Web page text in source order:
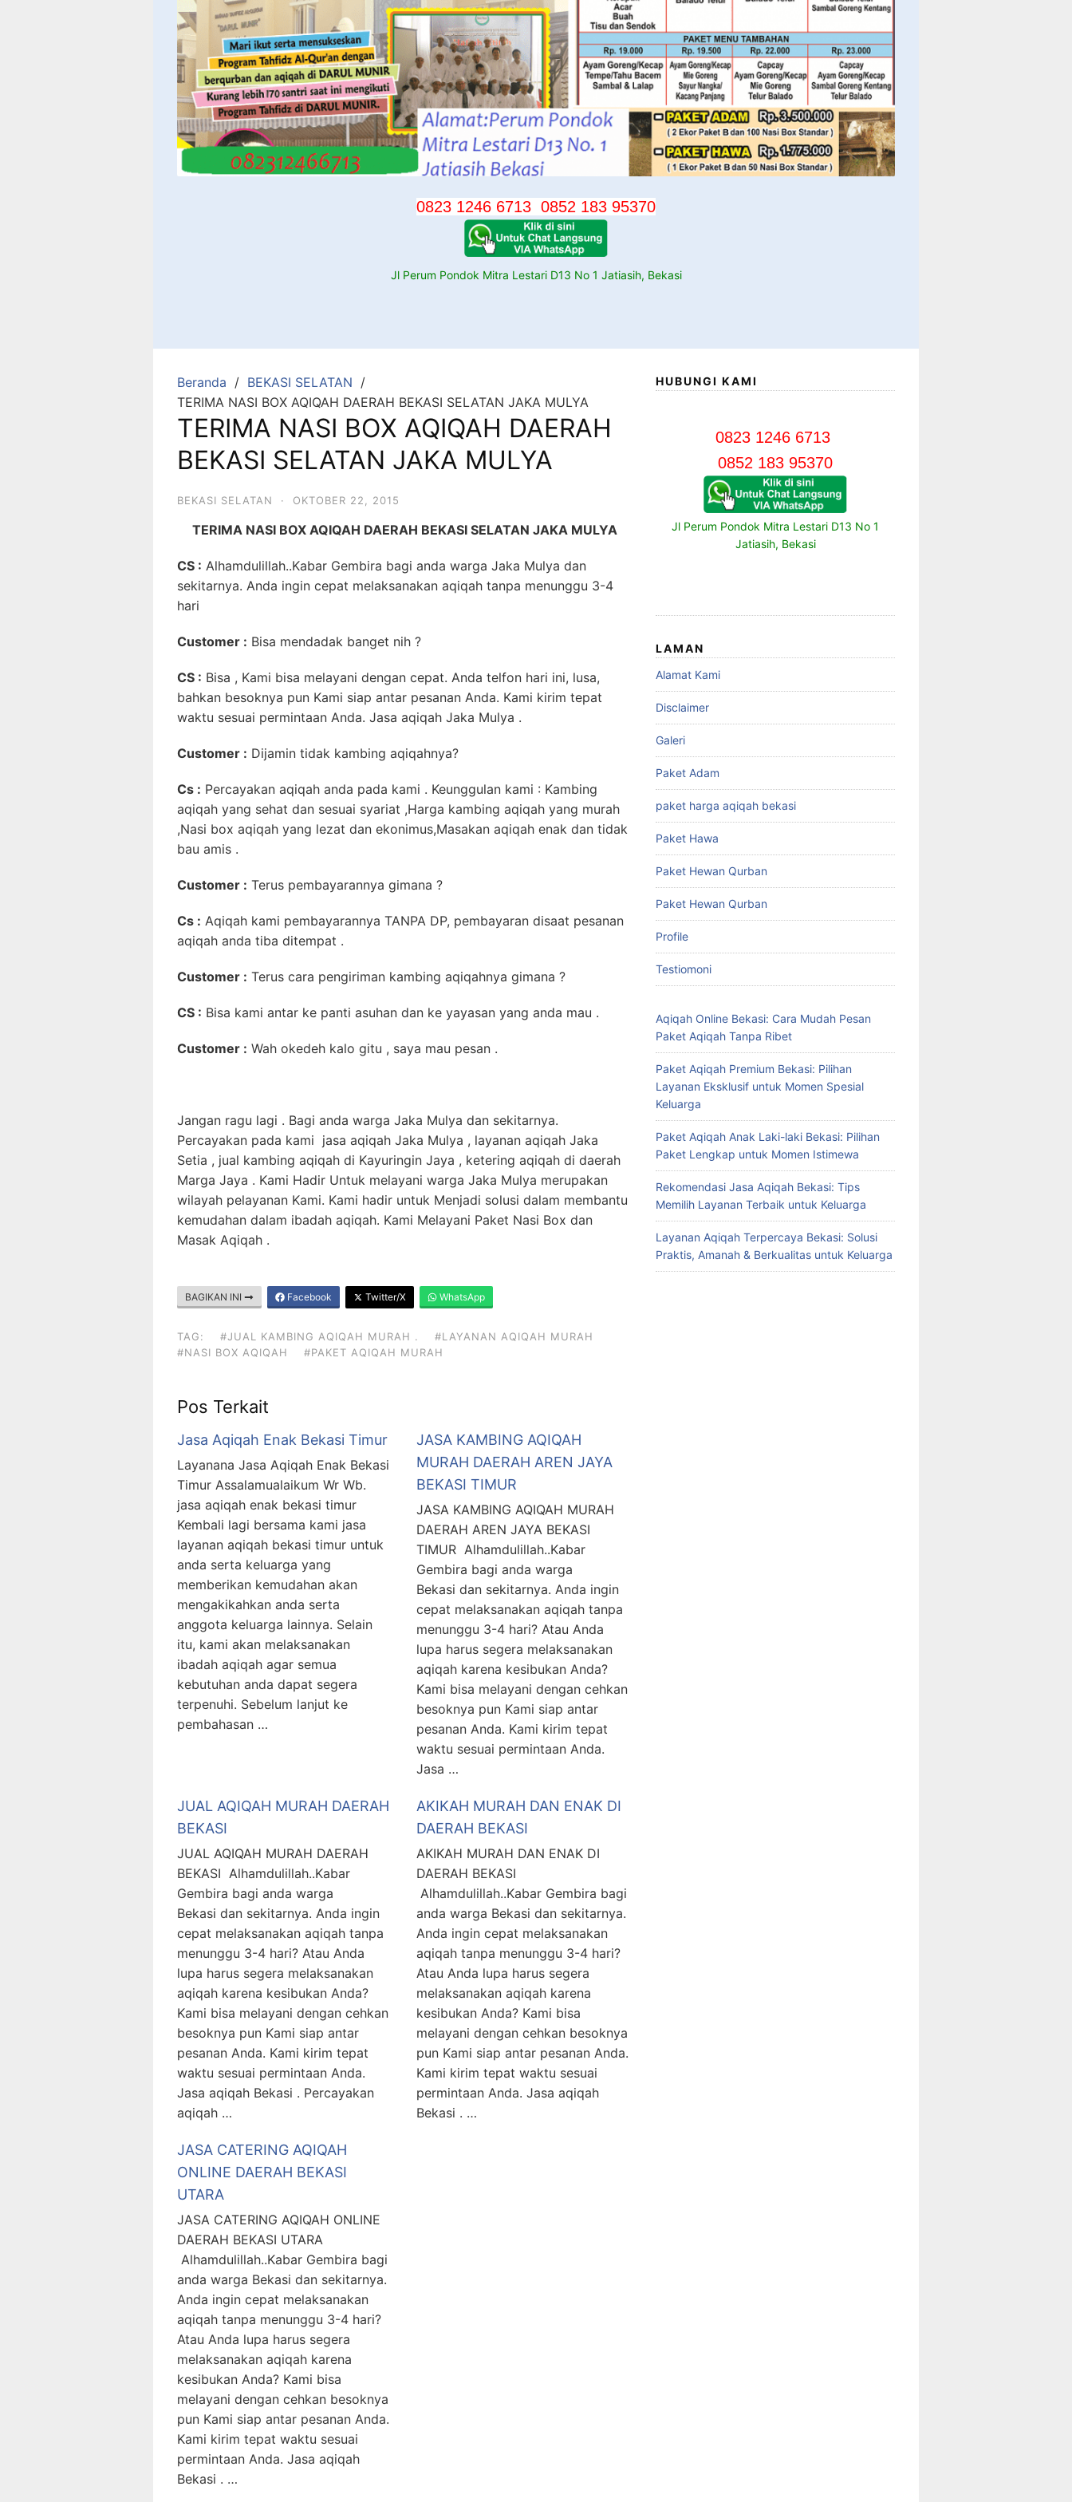
0823 1246 6713 0852 183 95370
Jl Perum Pondok Mitra Lestari D13 No 1 Jatiasih, Bekasi
Beranda
BEKASI SELATAN
TERIMA NASI BOX AQIQAH DAERAH BEKASI SELATAN JAKA MULYA
TERIMA NASI BOX AQIQAH DAERAH
BEKASI SELATAN JAKA MULYA
BEKASI SELATAN · OKTOBER 22, 2015
TERIMA NASI BOX AQIQAH DAERAH BEKASI SELATAN JAKA MULYA
CS : Alhamdulillah..Kabar Gembira bagi anda warga Jaka Mulya dan
sekitarnya. Anda ingin cepat melaksanakan aqiqah tanpa menunggu 3-4
hari
Customer : Bisa mendadak banget nih ?
CS : Bisa , Kami bisa melayani dengan cepat. Anda telfon hari ini, lusa,
bahkan besoknya pun Kami siap antar pesanan Anda. Kami kirim tepat
waktu sesuai permintaan Anda. Jasa aqiqah Jaka Mulya .
Customer : Dijamin tidak kambing aqiqahnya?
Cs : Percayakan aqiqah anda pada kami . Keunggulan kami : Kambing
aqiqah yang sehat dan sesuai syariat ,Harga kambing aqiqah yang murah
,Nasi box aqiqah yang lezat dan ekonimus,Masakan aqiqah enak dan tidak
bau amis .
Customer : Terus pembayarannya gimana ?
Cs : Aqiqah kami pembayarannya TANPA DP, pembayaran disaat pesanan
aqiqah anda tiba ditempat .
Customer : Terus cara pengiriman kambing aqiqahnya gimana ?
CS : Bisa kami antar ke panti asuhan dan ke yayasan yang anda mau .
Customer : Wah okedeh kalo gitu , saya mau pesan .
Jangan ragu lagi . Bagi anda warga Jaka Mulya dan sekitarnya.
Percayakan pada kami jasa aqiqah Jaka Mulya , layanan aqiqah Jaka
Setia , jual kambing aqiqah di Kayuringin Jaya , ketering aqiqah di daerah
Marga Jaya . Kami Hadir Untuk melayani warga Jaka Mulya merupakan
wilayah pelayanan Kami. Kami hadir untuk Menjadi solusi dalam membantu
kemudahan dalam ibadah aqiqah. Kami Melayani Paket Nasi Box dan
Masak Aqiqah .
BAGIKAN INI Facebook Twitter/X WhatsApp
TAG: #JUAL KAMBING AQIQAH MURAH .
#LAYANAN AQIQAH MURAH
#NASI BOX AQIQAH
#PAKET AQIQAH MURAH
Pos Terkait
Jasa Aqiqah Enak Bekasi Timur
Layanana Jasa Aqiqah Enak Bekasi
Timur Assalamualaikum Wr Wb.
jasa aqiqah enak bekasi timur
Kembali lagi bersama kami jasa
layanan aqiqah bekasi timur untuk
anda serta keluarga yang
memberikan kemudahan akan
mengakikahkan anda serta
anggota keluarga lainnya. Selain
itu, kami akan melaksanakan
ibadah aqiqah agar semua
kebutuhan anda dapat segera
terpenuhi. Sebelum lanjut ke
pembahasan …
JASA KAMBING AQIQAH
MURAH DAERAH AREN JAYA
BEKASI TIMUR
JASA KAMBING AQIQAH MURAH
DAERAH AREN JAYA BEKASI
TIMUR Alhamdulillah..Kabar
Gembira bagi anda warga
Bekasi dan sekitarnya. Anda ingin
cepat melaksanakan aqiqah tanpa
menunggu 3-4 hari? Atau Anda
lupa harus segera melaksanakan
aqiqah karena kesibukan Anda?
Kami bisa melayani dengan cehkan
besoknya pun Kami siap antar
pesanan Anda. Kami kirim tepat
waktu sesuai permintaan Anda.
Jasa …
JUAL AQIQAH MURAH DAERAH
BEKASI
JUAL AQIQAH MURAH DAERAH
BEKASI Alhamdulillah..Kabar
Gembira bagi anda warga
Bekasi dan sekitarnya. Anda ingin
cepat melaksanakan aqiqah tanpa
menunggu 3-4 hari? Atau Anda
lupa harus segera melaksanakan
aqiqah karena kesibukan Anda?
Kami bisa melayani dengan cehkan
besoknya pun Kami siap antar
pesanan Anda. Kami kirim tepat
waktu sesuai permintaan Anda.
Jasa aqiqah Bekasi . Percayakan
aqiqah …
AKIKAH MURAH DAN ENAK DI
DAERAH BEKASI
AKIKAH MURAH DAN ENAK DI
DAERAH BEKASI
Alhamdulillah..Kabar Gembira bagi
anda warga Bekasi dan sekitarnya.
Anda ingin cepat melaksanakan
aqiqah tanpa menunggu 3-4 hari?
Atau Anda lupa harus segera
melaksanakan aqiqah karena
kesibukan Anda? Kami bisa
melayani dengan cehkan besoknya
pun Kami siap antar pesanan Anda.
Kami kirim tepat waktu sesuai
permintaan Anda. Jasa aqiqah
Bekasi . …
JASA CATERING AQIQAH
ONLINE DAERAH BEKASI
UTARA
JASA CATERING AQIQAH ONLINE
DAERAH BEKASI UTARA
Alhamdulillah..Kabar Gembira bagi
anda warga Bekasi dan sekitarnya.
Anda ingin cepat melaksanakan
aqiqah tanpa menunggu 3-4 hari?
Atau Anda lupa harus segera
melaksanakan aqiqah karena
kesibukan Anda? Kami bisa
melayani dengan cehkan besoknya
pun Kami siap antar pesanan Anda.
Kami kirim tepat waktu sesuai
permintaan Anda. Jasa aqiqah
Bekasi . …
HUBUNGI KAMI
0823 1246 6713
0852 183 95370
Jl Perum Pondok Mitra Lestari D13 No 1
Jatiasih, Bekasi
LAMAN
Alamat Kami
Disclaimer
Galeri
Paket Adam
paket harga aqiqah bekasi
Paket Hawa
Paket Hewan Qurban
Paket Hewan Qurban
Profile
Testiomoni
Aqiqah Online Bekasi: Cara Mudah Pesan
Paket Aqiqah Tanpa Ribet
Paket Aqiqah Premium Bekasi: Pilihan
Layanan Eksklusif untuk Momen Spesial
Keluarga
Paket Aqiqah Anak Laki-laki Bekasi: Pilihan
Paket Lengkap untuk Momen Istimewa
Rekomendasi Jasa Aqiqah Bekasi: Tips
Memilih Layanan Terbaik untuk Keluarga
Layanan Aqiqah Terpercaya Bekasi: Solusi
Praktis, Amanah & Berkualitas untuk Keluarga